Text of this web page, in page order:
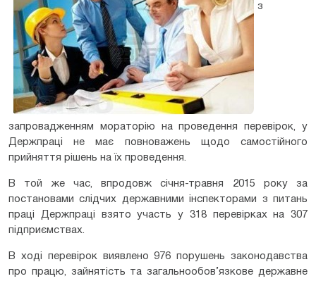
з
запровадженням мораторію на проведення перевірок, у
Держпраці не має повноважень щодо самостійного
прийняття рішень на їх проведення.
В той же час, впродовж січня-травня 2015 року за
постановами слідчих державними інспекторами з питань
праці Держпраці взято участь у 318 перевірках на 307
підприємствах.
В ході перевірок виявлено 976 порушень законодавства
про працю, зайнятість та загальнообов’язкове державне